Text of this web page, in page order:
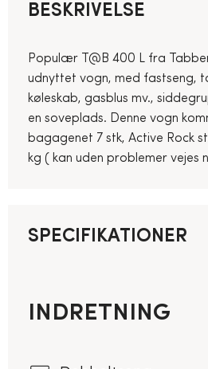
BESKRIVELSE
Populær T@B 400 L fra
udnyttet vogn, med fastseng,
køleskab, gasblus mv.,
en soveplads. Denne vogn
bagagenet 7 stk, Active Rock
kg ( kan uden problemer vejes
SPECIFIKATIONER
INDRETNING